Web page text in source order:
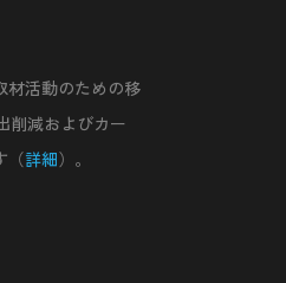
材活動のための移
削減およびカー
（詳細）。